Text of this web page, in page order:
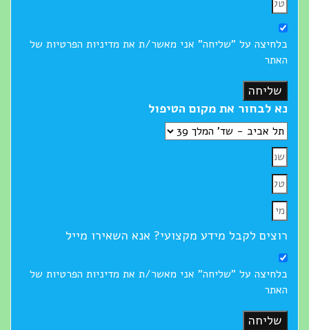
בלחיצה על "שליחה" אני מאשר/ת את מדיניות הפרטיות של
האתר
שליחה
נא לבחור את מקום הטיפול
רוצים לקבל מידע מקצועי? אנא השאירו מייל
בלחיצה על "שליחה" אני מאשר/ת את מדיניות הפרטיות של
האתר
שליחה